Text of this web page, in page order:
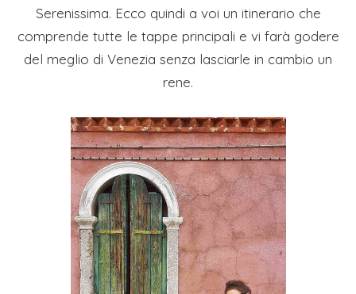
Serenissima. Ecco quindi a voi un itinerario che
comprende tutte le tappe principali e vi farà godere
del meglio di Venezia senza lasciarle in cambio un
rene.